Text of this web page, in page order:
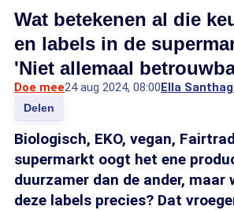
Wat betekenen al die
en labels in de
'Niet allemaal
Doe mee24 aug 2024, 08:00Ella
Delen
Biologisch, EKO, vegan,
supermarkt oogt het ene
duurzamer dan de ander, maar
deze labels precies? Dat